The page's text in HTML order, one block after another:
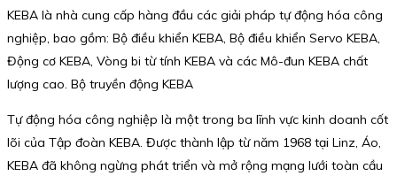
KEBA là nhà cung cấp hàng đầu các giải pháp tự động hóa công
nghiệp, bao gồm: Bộ điều khiển KEBA, Bộ điều khiển Servo KEBA,
Động cơ KEBA, Vòng bi từ tính KEBA và các Mô-đun KEBA chất
lượng cao. Bộ truyền động KEBA
Tự động hóa công nghiệp là một trong ba lĩnh vực kinh doanh cốt
lõi của Tập đoàn KEBA. Được thành lập từ năm 1968 tại Linz, Áo,
KEBA đã không ngừng phát triển và mở rộng mạng lưới toàn cầu